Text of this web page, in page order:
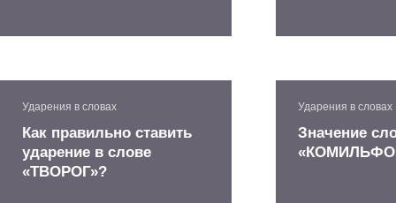
Ударения в словах
Как правильно ставить
ударение в слове
«ТВОРОГ»?
Ударения в словах
Значение